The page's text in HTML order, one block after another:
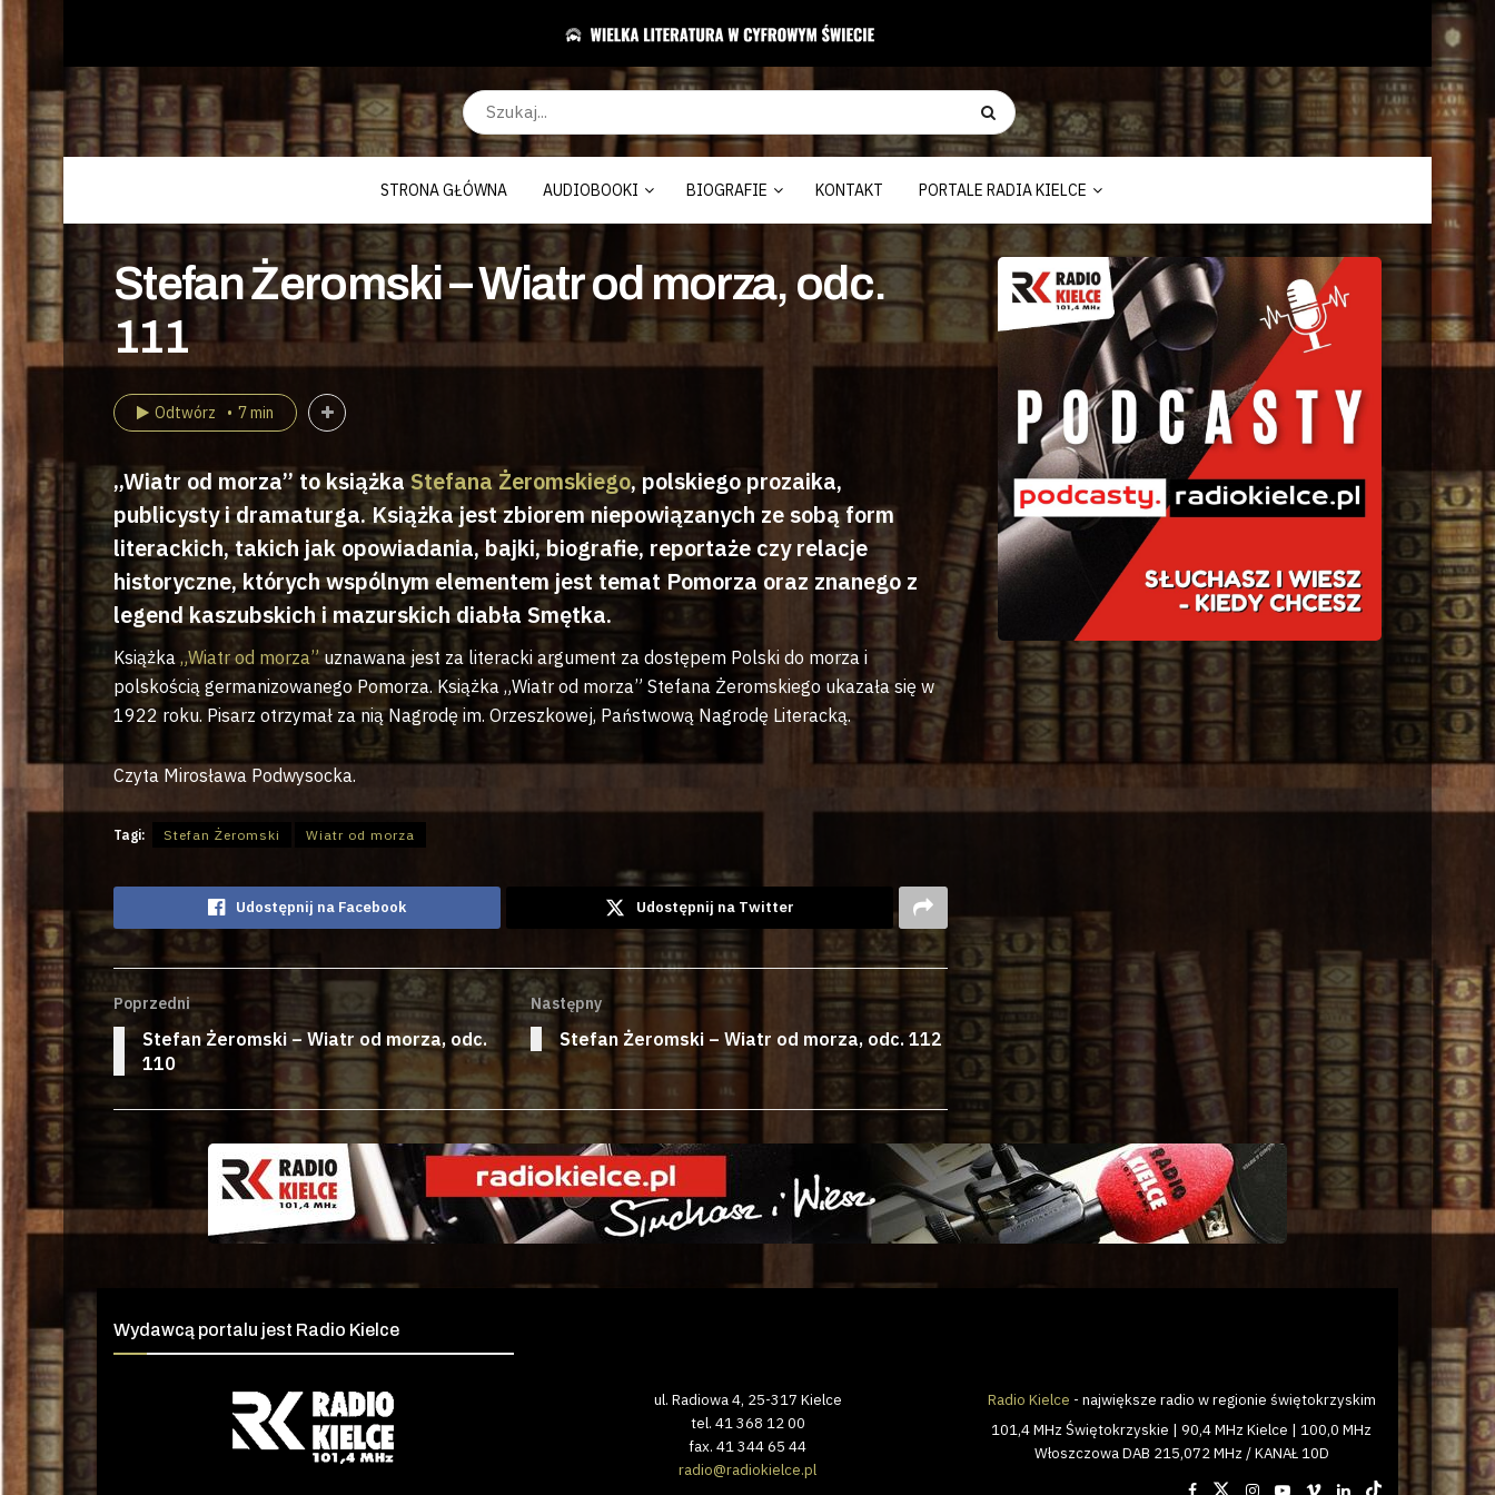
STRONA GŁÓWNA AUDIOBOOKI BIOGRAFIE KONTAKT PORTALE RADIA KIELCE
Stefan Żeromski – Wiatr od morza, odc.
111
Odtwórz 7 min
„Wiatr od morza” to książkaStefana Żeromskiego, polskiego prozaika,
publicysty i dramaturga. Książka jest zbiorem niepowiązanych ze sobą form
literackich, takich jak opowiadania, bajki, biografie, reportaże czy relacje
historyczne, których wspólnym elementem jest temat Pomorza oraz znanego z
legend kaszubskich i mazurskich diabła Smętka.
Książka „Wiatr od morza”uznawana jest za literacki argument za dostępem Polski do morza i
polskością germanizowanego Pomorza. Książka „Wiatr od morza” Stefana Żeromskiego ukazała się w
1922 roku. Pisarz otrzymał za nią Nagrodę im. Orzeszkowej, Państwową Nagrodę Literacką.
Czyta Mirosława Podwysocka.
Tagi: Stefan Żeromski Wiatr od morza
Udostępnij na Facebook Udostępnij na Twitter
Poprzedni
Stefan Żeromski – Wiatr od morza, odc.
110
Następny
Stefan Żeromski – Wiatr od morza, odc. 112
Wydawcą portalu jest Radio Kielce
ul. Radiowa 4, 25-317 Kielce
tel. 41 368 12 00
fax. 41 344 65 44
radio@radiokielce.pl
Radio Kielce - największe radio w regionie świętokrzyskim
101,4 MHz Świętokrzyskie | 90,4 MHz Kielce | 100,0 MHz
Włoszczowa DAB 215,072 MHz / KANAŁ 10D